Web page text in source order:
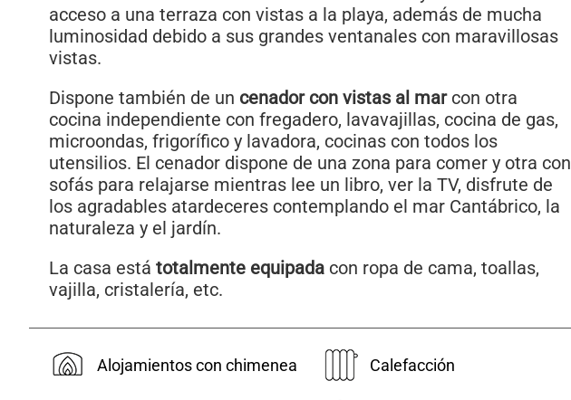
acceso a una terraza con vistas a la playa, además de mucha
luminosidad debido a sus grandes ventanales con maravillosas
vistas.
Dispone también de un cenador con vistas al marcon otra
cocina independiente con fregadero, lavavajillas, cocina de gas,
microondas, frigorífico y lavadora, cocinas con todos los
utensilios. El cenador dispone de una zona para comer y otra con
sofás para relajarse mientras lee un libro, ver la TV, disfrute de
los agradables atardeceres contemplando el mar Cantábrico, la
naturaleza y el jardín.
La casa está totalmente equipada con ropa de cama, toallas,
vajilla, cristalería, etc.
Alojamientos con chimenea Calefacción